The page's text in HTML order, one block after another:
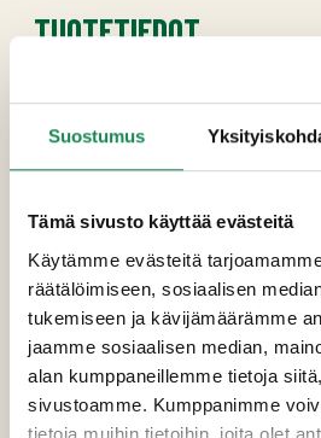
Suostumus
Tämä sivusto käyttää evästeitä
Käytämme evästeitä
räätälöimiseen, sosiaalisen
tukemiseen ja kävijämäärämme
jaamme sosiaalisen median,
alan kumppaneillemme tietoja
sivustoamme. Kumppanimme
tietoja muihin tietoihin, joita olet
TUOTETIEDOT
Ainesosat
Pastöroitu MAITO(Suomi),
juoksute, hapate,
(E202), maitohappo)
Pakkauskoot
Erikoisruokavaliot
Ravintosisältö